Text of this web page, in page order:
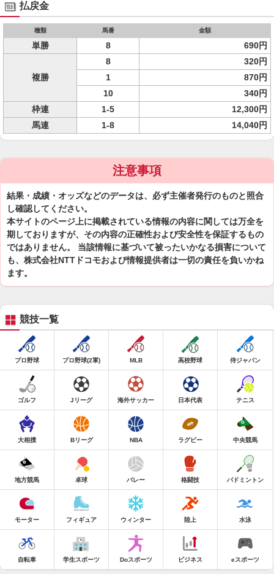
払戻金
種類 馬番 金額
単勝 8 690円
複勝
8
320円
1
870円
10
340円
枠連
1-5
12,300円
馬連
1-8 14,040円
注意事項
結果・成績・オッズなどのデータは、必ず主催者発行のものと照合
し確認してください。
本サイトのページ上に掲載されている情報の内容に関しては万全を
期しておりますが、その内容の正確性および安全性を保証するもの
ではありません。 当該情報に基づいて被ったいかなる損害について
も、株式会社NTTドコモおよび情報提供者は一切の責任を負いかね
ます。
競技一覧
プロ野球 プロ野球(2軍) MLB 高校野球 侍ジャパン
ゴルフ Jリーグ 海外サッカー 日本代表 テニス
大相撲 Bリーグ NBA ラグビー 中央競馬
地方競馬 卓球 バレー 格闘技 バドミントン
モーター フィギュア ウィンター 陸上 水泳
自転車 学生スポーツ Doスポーツ ビジネス eスポーツ